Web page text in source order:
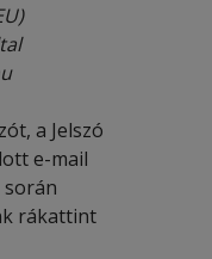
a Jelszó
e-mail
során
rákattint